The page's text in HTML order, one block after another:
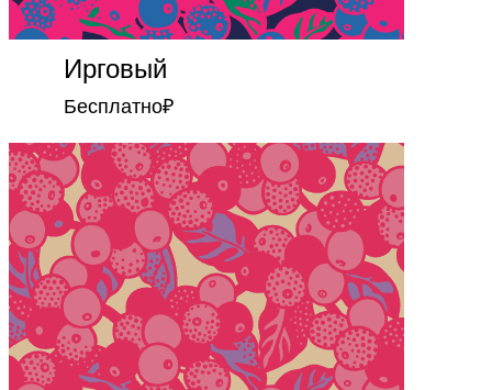
Ирговый
Бесплатно₽